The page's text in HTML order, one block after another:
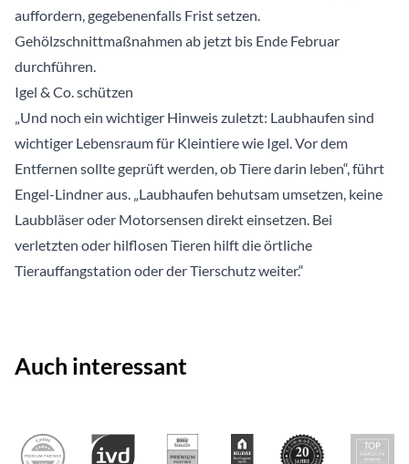
auffordern, gegebenenfalls Frist setzen.
Gehölzschnittmaßnahmen ab jetzt bis Ende Februar
durchführen.
Igel & Co. schützen
„Und noch ein wichtiger Hinweis zuletzt: Laubhaufen sind
wichtiger Lebensraum für Kleintiere wie Igel. Vor dem
Entfernen sollte geprüft werden, ob Tiere darin leben“, führt
Engel-Lindner aus. „Laubhaufen behutsam umsetzen, keine
Laubbläser oder Motorsensen direkt einsetzen. Bei
verletzten oder hilflosen Tieren hilft die örtliche
Tierauffangstation oder der Tierschutz weiter.“
Auch interessant